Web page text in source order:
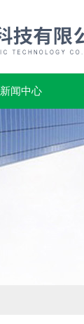
新闻中心